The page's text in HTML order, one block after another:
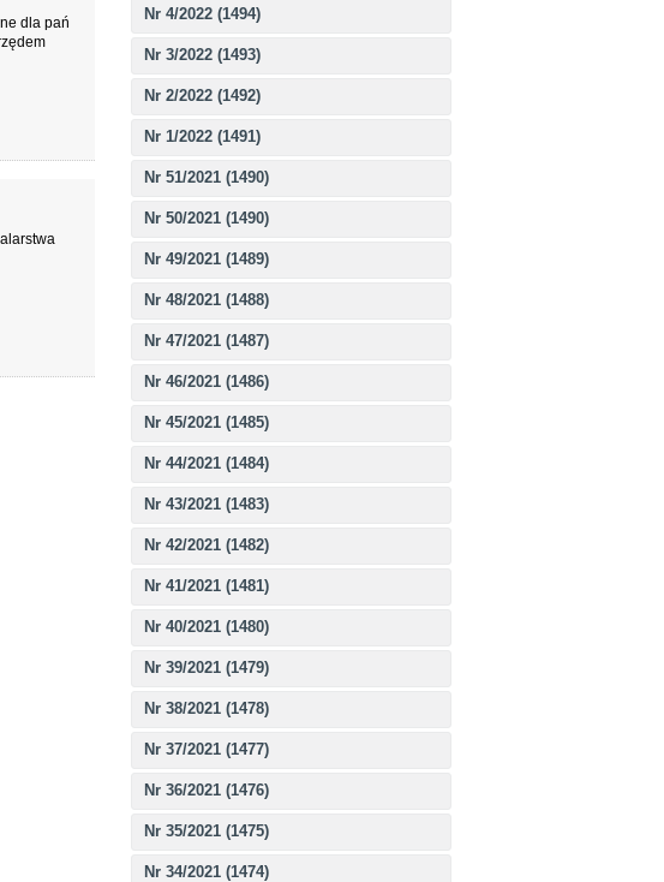
Nr 4/2022 (1494)
Nr 3/2022 (1493)
Nr 2/2022 (1492)
Nr 1/2022 (1491)
Nr 51/2021 (1490)
Nr 50/2021 (1490)
Nr 49/2021 (1489)
Nr 48/2021 (1488)
Nr 47/2021 (1487)
Nr 46/2021 (1486)
Nr 45/2021 (1485)
Nr 44/2021 (1484)
Nr 43/2021 (1483)
Nr 42/2021 (1482)
Nr 41/2021 (1481)
Nr 40/2021 (1480)
Nr 39/2021 (1479)
Nr 38/2021 (1478)
Nr 37/2021 (1477)
Nr 36/2021 (1476)
Nr 35/2021 (1475)
Nr 34/2021 (1474)
dla pań